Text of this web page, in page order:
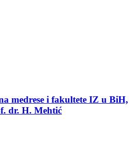
medrese i fakultete IZ u BiH,
dr. H. Mehtić